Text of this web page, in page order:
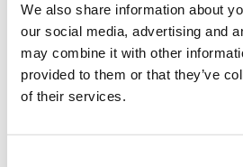
We also share information about
our social media, advertising and
may combine it with other
provided to them or that they’ve
of their services.